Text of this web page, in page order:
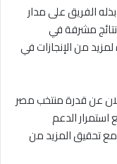
الفريق على مدار
مشرفة في
من الإنجازات في
عن قدرة منتخب مصر
الدعم
تحقيق المزيد من